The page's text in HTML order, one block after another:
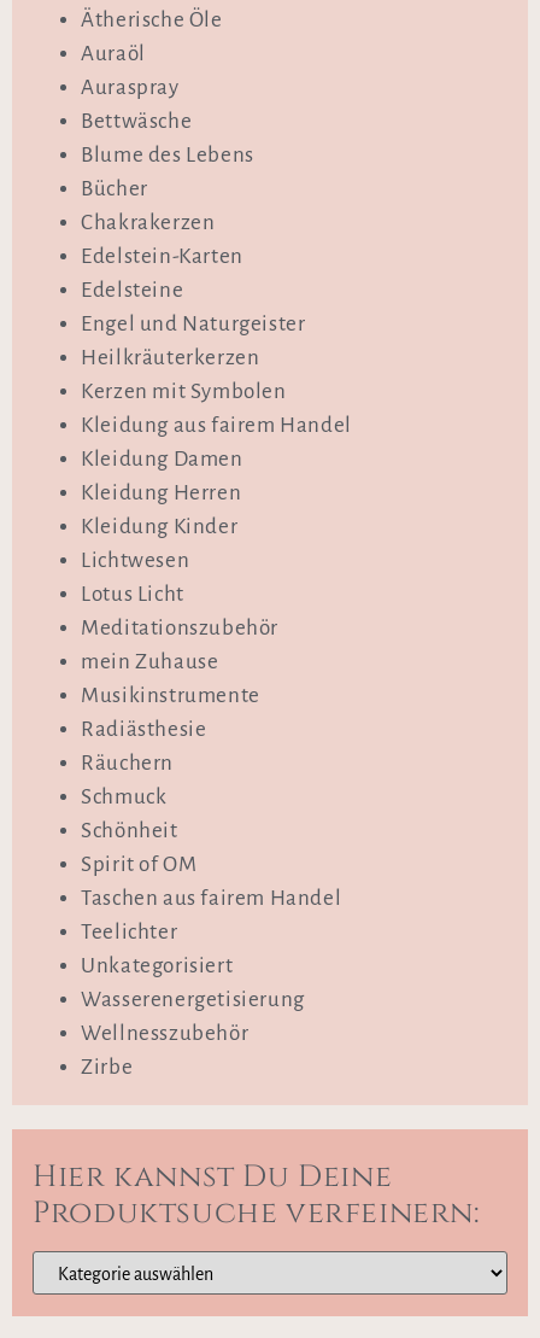
Ätherische Öle
Auraöl
Auraspray
Bettwäsche
Blume des Lebens
Bücher
Chakrakerzen
Edelstein-Karten
Edelsteine
Engel und Naturgeister
Heilkräuterkerzen
Kerzen mit Symbolen
Kleidung aus fairem Handel
Kleidung Damen
Kleidung Herren
Kleidung Kinder
Lichtwesen
Lotus Licht
Meditationszubehör
mein Zuhause
Musikinstrumente
Radiästhesie
Räuchern
Schmuck
Schönheit
Spirit of OM
Taschen aus fairem Handel
Teelichter
Unkategorisiert
Wasserenergetisierung
Wellnesszubehör
Zirbe
Hier kannst Du Deine
Produktsuche verfeinern: